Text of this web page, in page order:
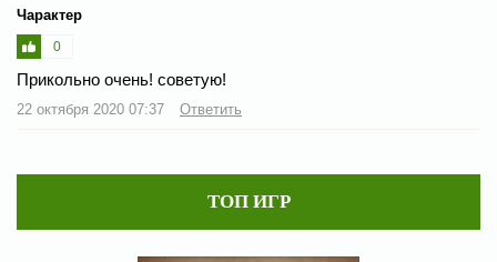
Чарактер
0
Прикольно очень! советую!
22 октября 2020 07:37 Ответить
ТОП ИГР